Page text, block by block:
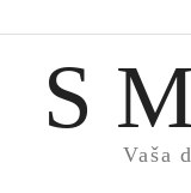
S
Vaša